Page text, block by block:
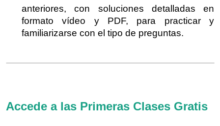
anteriores, con soluciones detalladas en
formato vídeo y PDF, para practicar y
familiarizarse con el tipo de preguntas.
Accede a las Primeras Clases Gratis